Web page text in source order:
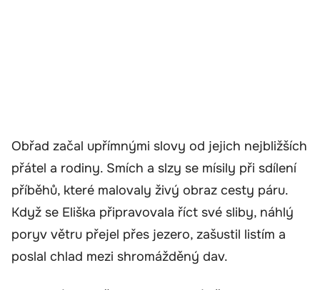
Obřad začal upřímnými slovy od jejich nejbližších
přátel a rodiny. Smích a slzy se mísily při sdílení
příběhů, které malovaly živý obraz cesty páru.
Když se Eliška připravovala říct své sliby, náhlý
poryv větru přejel přes jezero, zašustil listím a
poslal chlad mezi shromážděný dav.